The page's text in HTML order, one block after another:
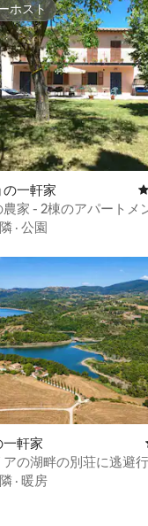
4.95つ星の平均評価
ホスト
ホスト
一軒家
家 - 2棟のアパートメ
· 公園
5.0つ星の平均評価
軒家
アの湖畔の別荘に逃避行
· 暖房